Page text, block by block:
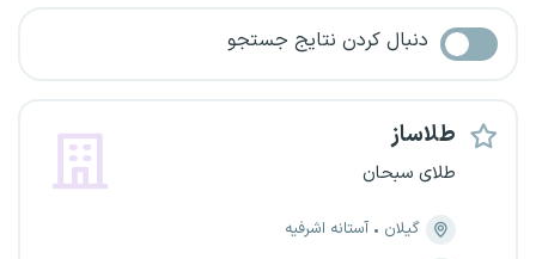
دنبال کردن نتایج جستجو
طلاساز
طلای سبحان
گیلان
آستانه اشرفیه